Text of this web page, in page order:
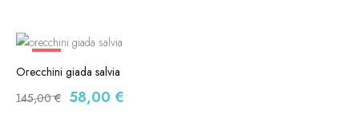
-60%
Orecchini giada salvia
145,00€ 58,00 €